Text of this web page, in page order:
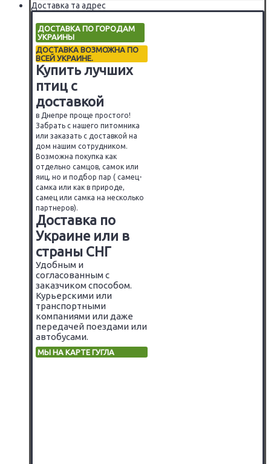
Доставка та адрес
ДОСТАВКА ПО ГОРОДАМ
УКРАИНЫ
ДОСТАВКА ВОЗМОЖНА ПО
ВСЕЙ УКРАИНЕ.
Купить лучших
птиц с
доставкой
в Днепре проще простого!
Забрать с нашего питомника
или заказать с доставкой на
дом нашим сотрудником.
Возможна покупка как
отдельно самцов, самок или
яиц, но и подбор пар ( самец-
самка или как в природе,
самец или самка на несколько
партнеров).
Доставка по
Украине или в
страны СНГ
Удобным и
согласованным с
заказчиком способом.
Курьерскими или
транспортными
компаниями или даже
передачей поездами или
автобусами.
МЫ НА КАРТЕ ГУГЛА